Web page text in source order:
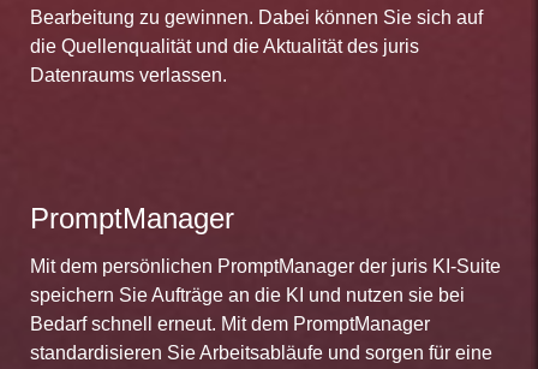
Bearbeitung zu gewinnen. Dabei können Sie sich auf
die Quellenqualität und die Aktualität des juris
Datenraums verlassen.
PromptManager
Mit dem persönlichen PromptManager der juris KI-Suite
speichern Sie Aufträge an die KI und nutzen sie bei
Bedarf schnell erneut. Mit dem PromptManager
standardisieren Sie Arbeitsabläufe und sorgen für eine